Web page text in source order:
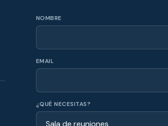
NOMBRE
EMAIL
¿QUÉ NECESITAS?